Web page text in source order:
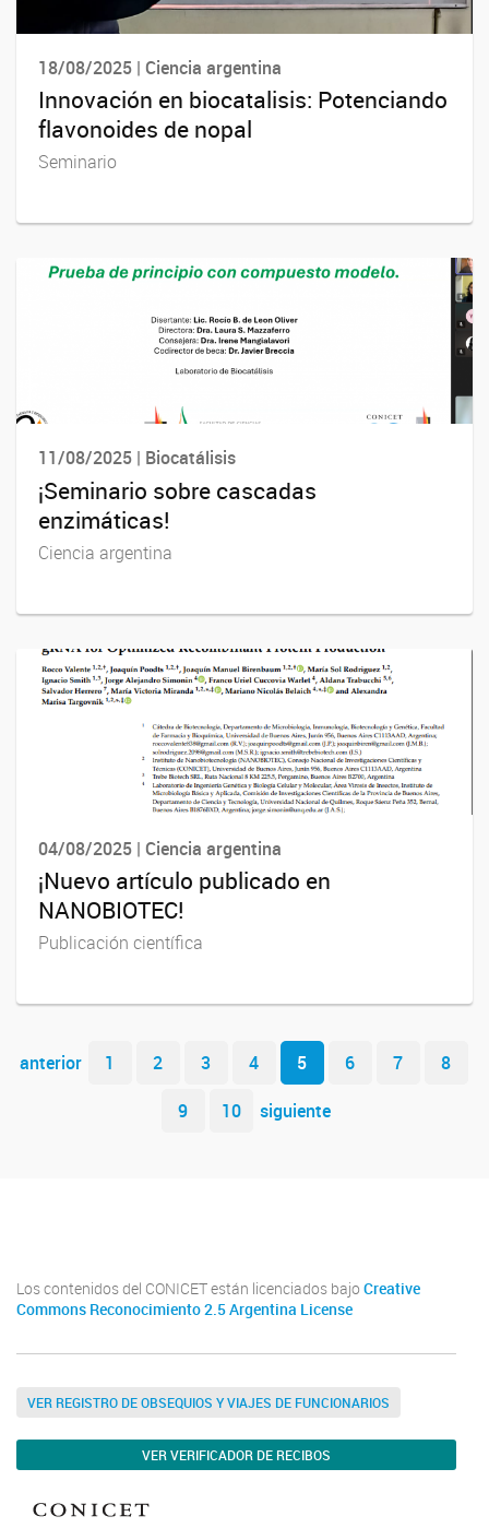
18/08/2025 | Ciencia argentina
Innovación en biocatalisis: Potenciando
flavonoides de nopal
Seminario
11/08/2025 | Biocatálisis
¡Seminario sobre cascadas
enzimáticas!
Ciencia argentina
04/08/2025 | Ciencia argentina
¡Nuevo artículo publicado en
NANOBIOTEC!
Publicación científica
Navegador de artículos
anterior 1 2 3 4 5 6 7
8
9
10 siguiente
Los contenidos del CONICET están licenciados bajo Creative
Commons Reconocimiento 2.5 Argentina License
VER REGISTRO DE OBSEQUIOS Y VIAJES DE FUNCIONARIOS
VER VERIFICADOR DE RECIBOS